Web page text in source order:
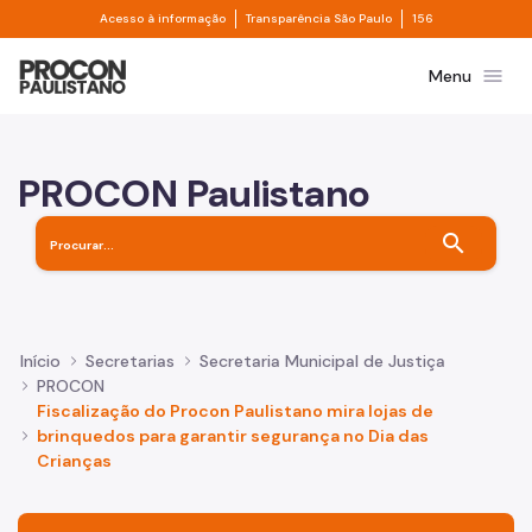
Pular para o Conteúdo principal
Acesso à informação Divisor de acesso à informação
Transparência São Paulo Divisor de
156
Prefeitura de São PauloMenu menu
PROCON Paulistano
search
Início Secretarias
Secretaria Municipal de Justiça
PROCON
Fiscalização do Procon Paulistano mira lojas de
brinquedos para garantir segurança no Dia das
Crianças